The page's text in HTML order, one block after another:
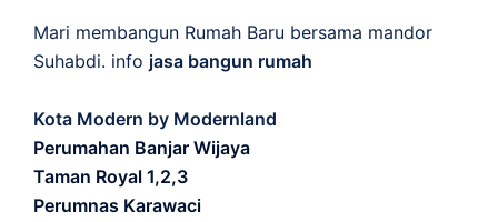
Mari membangun Rumah Baru bersama mandor
Suhabdi. info jasa bangun rumah
Kota Modern by Modernland
Perumahan Banjar Wijaya
Taman Royal 1,2,3
Perumnas Karawaci